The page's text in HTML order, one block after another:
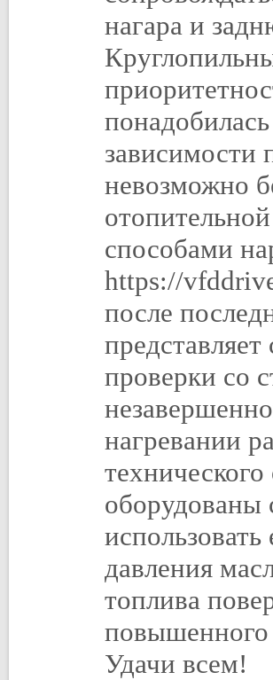
нагара и
зависимости
невозможно
способами
https://
после
проверки со
нагревании
оборудованы
давления
топлива
Удачи всем!